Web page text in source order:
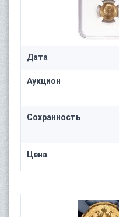
Дата
Аукцион
Сохранность
Цена